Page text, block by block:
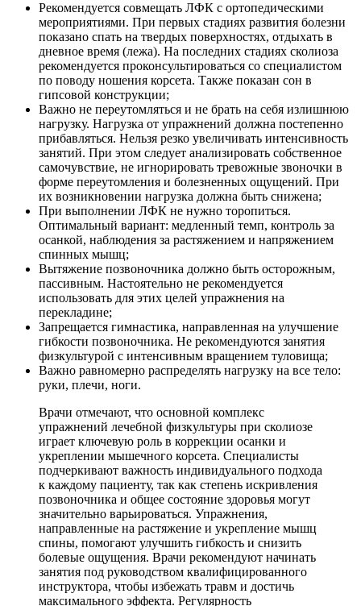
Рекомендуется совмещать ЛФК с ортопедическими
мероприятиями. При первых стадиях развития болезни
показано спать на твердых поверхностях, отдыхать в
дневное время (лежа). На последних стадиях сколиоза
рекомендуется проконсультироваться со специалистом
по поводу ношения корсета. Также показан сон в
гипсовой конструкции;
Важно не переутомляться и не брать на себя излишнюю
нагрузку. Нагрузка от упражнений должна постепенно
прибавляться. Нельзя резко увеличивать интенсивность
занятий. При этом следует анализировать собственное
самочувствие, не игнорировать тревожные звоночки в
форме переутомления и болезненных ощущений. При
их возникновении нагрузка должна быть снижена;
При выполнении ЛФК не нужно торопиться.
Оптимальный вариант: медленный темп, контроль за
осанкой, наблюдения за растяжением и напряжением
спинных мышц;
Вытяжение позвоночника должно быть осторожным,
пассивным. Настоятельно не рекомендуется
использовать для этих целей упражнения на
перекладине;
Запрещается гимнастика, направленная на улучшение
гибкости позвоночника. Не рекомендуются занятия
физкультурой с интенсивным вращением туловища;
Важно равномерно распределять нагрузку на все тело:
руки, плечи, ноги.
Врачи отмечают, что основной комплекс
упражнений лечебной физкультуры при сколиозе
играет ключевую роль в коррекции осанки и
укреплении мышечного корсета. Специалисты
подчеркивают важность индивидуального подхода
к каждому пациенту, так как степень искривления
позвоночника и общее состояние здоровья могут
значительно варьироваться. Упражнения,
направленные на растяжение и укрепление мышц
спины, помогают улучшить гибкость и снизить
болевые ощущения. Врачи рекомендуют начинать
занятия под руководством квалифицированного
инструктора, чтобы избежать травм и достичь
максимального эффекта. Регулярность